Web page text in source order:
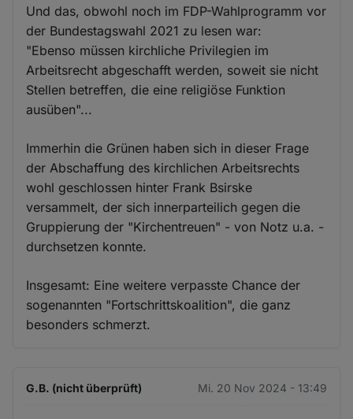
Und das, obwohl noch im FDP-Wahlprogramm vor
der Bundestagswahl 2021 zu lesen war:
"Ebenso müssen kirchliche Privilegien im
Arbeitsrecht abgeschafft werden, soweit sie nicht
Stellen betreffen, die eine religiöse Funktion
ausüben"...
Immerhin die Grünen haben sich in dieser Frage
der Abschaffung des kirchlichen Arbeitsrechts
wohl geschlossen hinter Frank Bsirske
versammelt, der sich innerparteilich gegen die
Gruppierung der "Kirchentreuen" - von Notz u.a. -
durchsetzen konnte.
Insgesamt: Eine weitere verpasste Chance der
sogenannten "Fortschrittskoalition", die ganz
besonders schmerzt.
G.B. (nicht überprüft) Mi. 20 Nov 2024 - 13:49